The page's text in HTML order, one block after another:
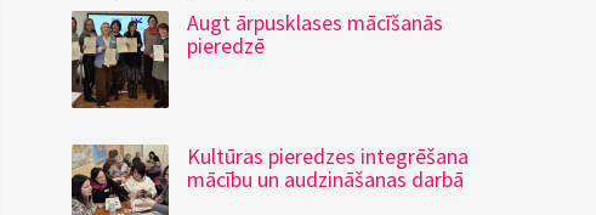
Augt ārpusklases mācīšanās
pieredzē
Kultūras pieredzes integrēšana
mācību un audzināšanas darbā